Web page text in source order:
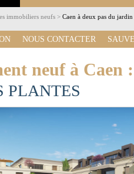
immobiliers neufs > Caen à deux pas du
NOUS CONTACTER
neuf à Caen
PLANTES